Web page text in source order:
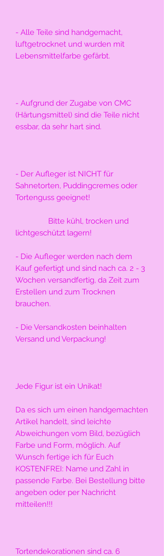
- Alle Teile sind handgemacht,
luftgetrocknet und wurden mit
Lebensmittelfarbe gefärbt.
- Aufgrund der Zugabe von CMC
(Härtungsmittel) sind die Teile nicht
essbar, da sehr hart sind.
- Der Aufleger ist NICHT für
Sahnetorten, Puddingcremes oder
Tortenguss geeignet!
lichtgeschützt lagern!
- Die Aufleger werden nach dem
Kauf gefertigt und sind nach ca. 2 - 3
Wochen versandfertig, da Zeit zum
Erstellen und zum Trocknen
brauchen.
- Die Versandkosten beinhalten
Versand und Verpackung!
Jede Figur ist ein Unikat!
Da es sich um einen handgemachten
Artikel handelt, sind leichte
Abweichungen vom Bild, bezüglich
Farbe und Form, möglich. Auf
Wunsch fertige ich für Euch
KOSTENFREI: Name und Zahl in
passende Farbe. Bei Bestellung bitte
angeben oder per Nachricht
mitteilen!!!
Tortendekorationen sind ca. 6